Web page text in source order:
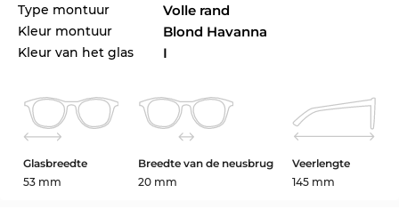
beter bij uw favoriete outfit staan? Check ook de
andere stijlen van der FT0711 in ons assortiment
van 2017 en 2018
Tom Ford
overtuigend op
mannen. Het compromisloze
lijnenspel zorgt voor een mannelijke touch. Bij een
volledig. Wie uit overtuiging een brillendrager is,
kiest alleen bij hoge uitzondering voor een ander
Type montuur Volle rand
Kleur montuur Blond Havanna
Kleur van het glas I
Glasbreedte
53 mm
Breedte van de neusbrug
20 mm
Veerlengte
145 mm